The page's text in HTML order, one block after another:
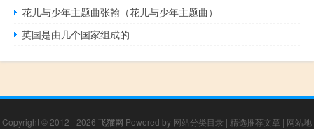
花儿与少年主题曲张翰（花儿与少年主题曲）
英国是由几个国家组成的
Copyright © 2012 - 2026 飞猫网 Powered by 网站分类目录 | 精选推荐文章 | 网站地